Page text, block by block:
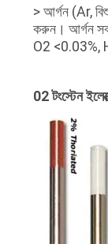
> আর্গন (Ar,
করুন। আর্গন
O2 <0.03%,
02 টংস্টেন